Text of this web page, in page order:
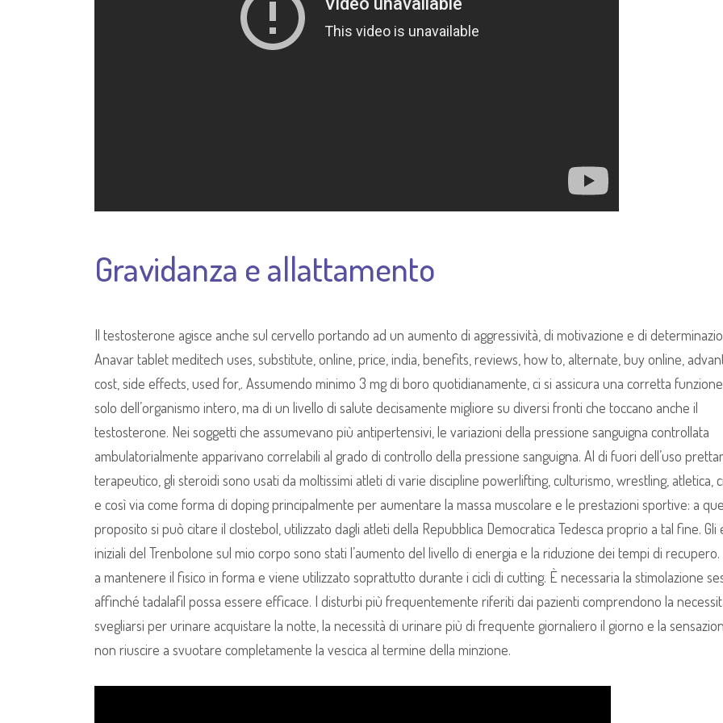
Gravidanza e allattamento
Il testosterone agisce anche sul cervello portando ad un aumento di aggressività, di motivazione e di
Anavar tablet meditech uses, substitute, online, price, india, benefits, reviews, how to, alternate, buy online,
cost, side effects, used for,. Assumendo minimo 3 mg di boro quotidianamente, ci si assicura una corretta
solo dell’organismo intero, ma di un livello di salute decisamente migliore su diversi fronti che toccano anche il
testosterone. Nei soggetti che assumevano più antipertensivi, le variazioni della pressione sanguigna controllata
ambulatorialmente apparivano correlabili al grado di controllo della pressione sanguigna. Al di fuori dell’uso
terapeutico, gli steroidi sono usati da moltissimi atleti di varie discipline powerlifting, culturismo, wrestling, atletica,
e così via come forma di doping principalmente per aumentare la massa muscolare e le prestazioni sportive: a
proposito si può citare il clostebol, utilizzato dagli atleti della Repubblica Democratica Tedesca proprio a tal fine. Gli
iniziali del Trenbolone sul mio corpo sono stati l’aumento del livello di energia e la riduzione dei tempi di recupero.
a mantenere il fisico in forma e viene utilizzato soprattutto durante i cicli di cutting. È necessaria la stimolazione
affinché tadalafil possa essere efficace. I disturbi più frequentemente riferiti dai pazienti comprendono la
svegliarsi per urinare acquistare la notte, la necessità di urinare più di frequente giornaliero il giorno e la
non riuscire a svuotare completamente la vescica al termine della minzione.